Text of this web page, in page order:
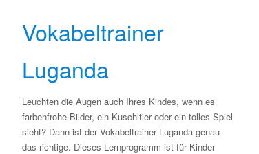
Vokabeltrainer
Luganda
Leuchten die Augen auch Ihres Kindes, wenn es
farbenfrohe Bilder, ein Kuschltier oder ein tolles Spiel
sieht? Dann ist der Vokabeltrainer Luganda genau
das richtige. Dieses Lernprogramm ist für Kinder